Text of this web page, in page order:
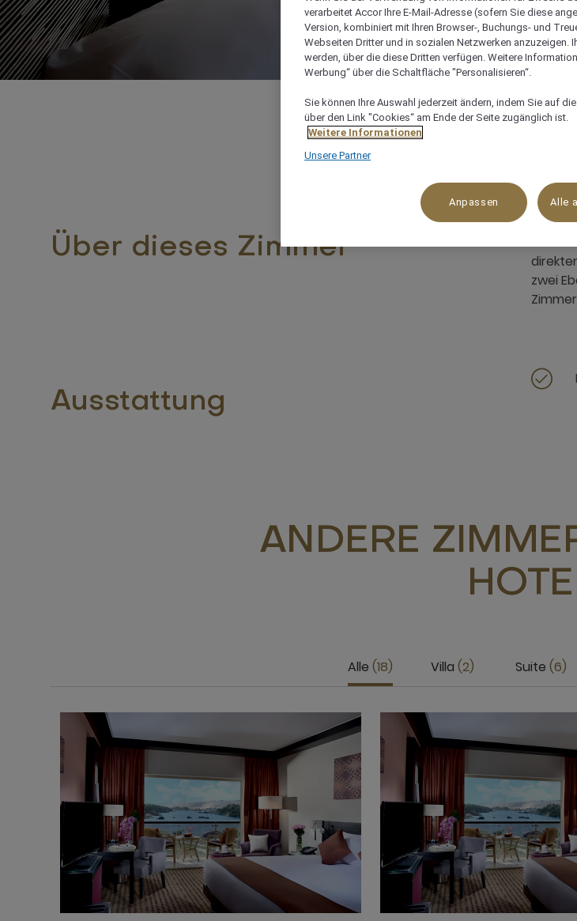
Verfügbarkeit
70 m²
Über dieses Zimmer
zwei
Ausstattung
ANDERE
Alle 18 Villa 2 Suite 6
verarbeitet Accor Ihre E-Mail-Adresse (sofern Sie diese
Version, kombiniert mit Ihren Browser-, Buchungs- und
Webseiten Dritter und in sozialen Netzwerken anzuzeigen.
werden, über die diese Dritten verfügen. Weitere
Werbung“ über die Schaltfläche "Personalisieren“.
Sie können Ihre Auswahl jederzeit ändern, indem Sie auf
über den Link "Cookies“ am Ende der Seite zugänglich ist.
Weitere Informationen
Unsere Partner
Anpassen Alle